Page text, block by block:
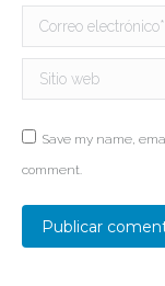
Correo
Sitio web
Save my name,
comment.
Publicar